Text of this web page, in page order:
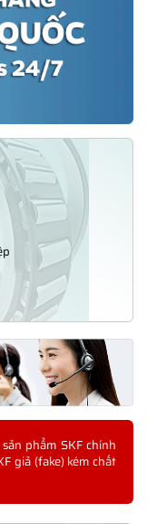
phẩm SKF chính
giả (fake) kém chất